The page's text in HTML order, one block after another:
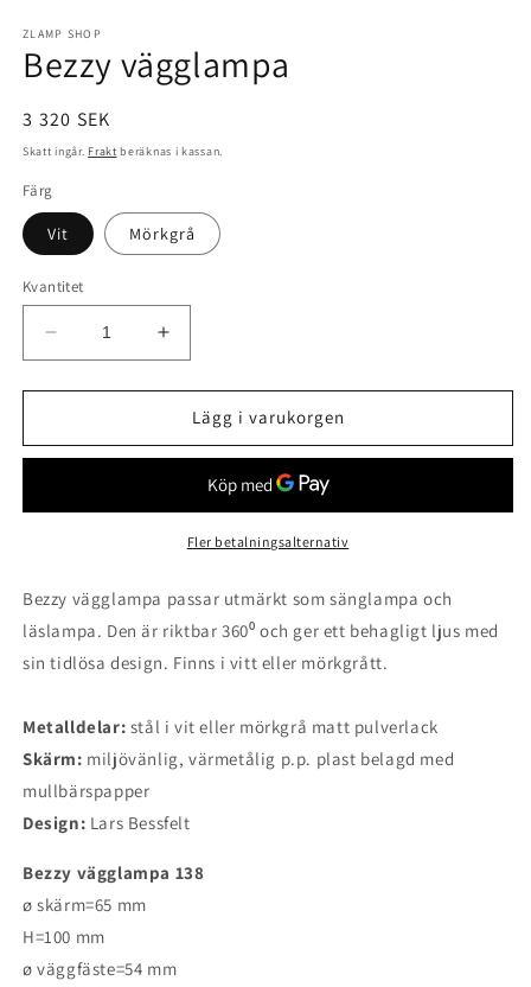
ZLAMP SHOP
Bezzy vägglampa
Ordinarie
pris
3 320 SEK
Skatt ingår. Frakt beräknas i kassan.
Färg
Vit Mörkgrå
Kvantitet
Minska
kvantitet
för
vägglampa
Öka
kvantitet
för
Bezzy
vägglampa
Lägg i varukorgen
Fler betalningsalternativ
Bezzy vägglampa passar utmärkt som sänglampa och
läslampa. Den är riktbar 360⁰ och ger ett behagligt ljus med
sin tidlösa design. Finns i vitt eller mörkgrått.
Metalldelar: stål i vit eller mörkgrå matt pulverlack
Skärm: miljövänlig, värmetålig p.p. plast belagd med
mullbärspapper
Design: Lars Bessfelt
Bezzy vägglampa 138
ø skärm=65 mm
H=100 mm
ø väggfäste=54 mm